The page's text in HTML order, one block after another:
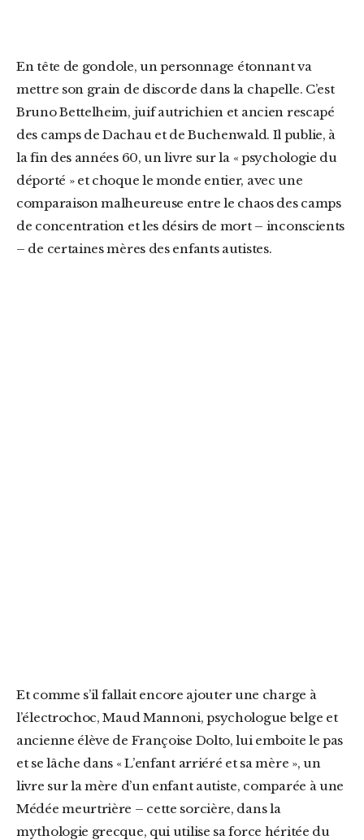
En tête de gondole, un personnage étonnant va
mettre son grain de discorde dans la chapelle. C’est
Bruno Bettelheim, juif autrichien et ancien rescapé
des camps de Dachau et de Buchenwald. Il publie, à
la fin des années 60, un livre sur la « psychologie du
déporté » et choque le monde entier, avec une
comparaison malheureuse entre le chaos des camps
de concentration et les désirs de mort – inconscients
– de certaines mères des enfants autistes.
Et comme s’il fallait encore ajouter une charge à
l’électrochoc, Maud Mannoni, psychologue belge et
ancienne élève de Françoise Dolto, lui emboite le pas
et se lâche dans « L’enfant arriéré et sa mère », un
livre sur la mère d’un enfant autiste, comparée à une
Médée meurtrière – cette sorcière, dans la
mythologie grecque, qui utilise sa force héritée du